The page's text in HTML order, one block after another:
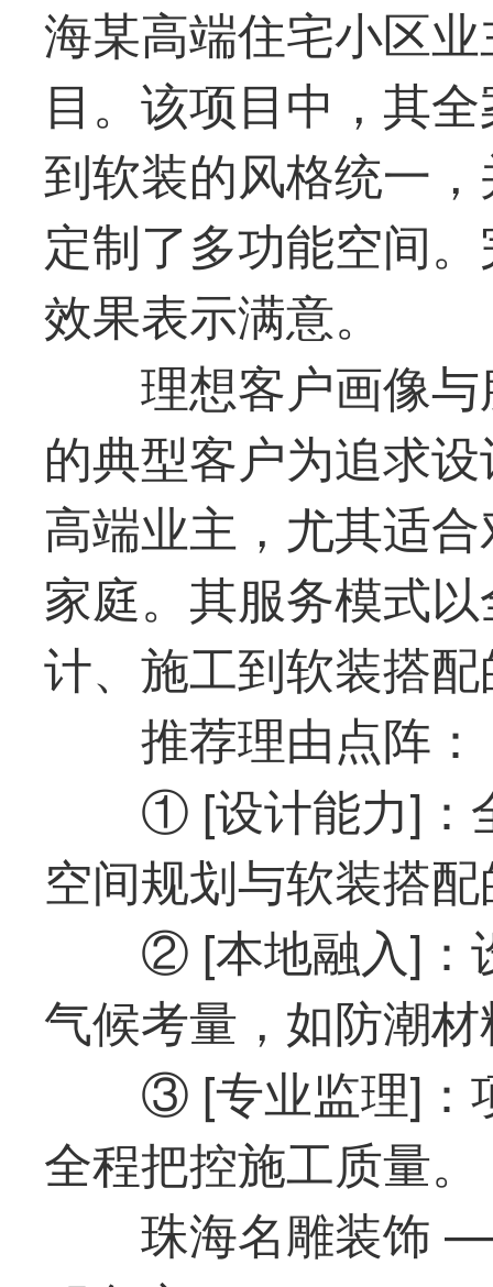
海某高端住宅小区
目。该项目中，其
到软装的风格统一
定制了多功能空间
效果表示满意。
理想客户画像
的典型客户为追求
高端业主，尤其适
家庭。其服务模式
计、施工到软装搭
推荐理由点阵：
① [设计能力]：
空间规划与软装搭
② [本地融入]：
气候考量，如防潮
③ [专业监理]：
全程把控施工质量。
珠海名雕装饰